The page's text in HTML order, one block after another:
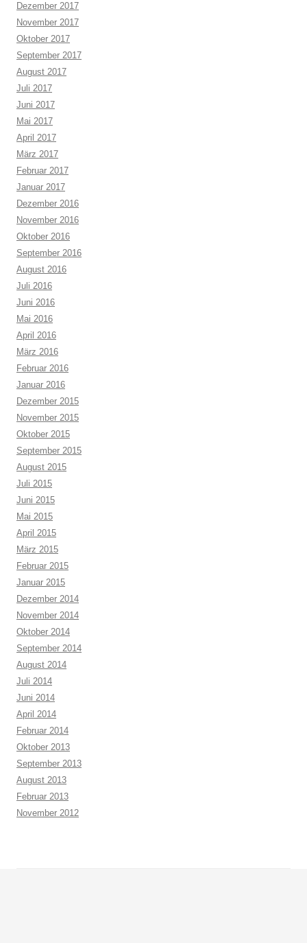
Dezember 2017
November 2017
Oktober 2017
September 2017
August 2017
Juli 2017
Juni 2017
Mai 2017
April 2017
März 2017
Februar 2017
Januar 2017
Dezember 2016
November 2016
Oktober 2016
September 2016
August 2016
Juli 2016
Juni 2016
Mai 2016
April 2016
März 2016
Februar 2016
Januar 2016
Dezember 2015
November 2015
Oktober 2015
September 2015
August 2015
Juli 2015
Juni 2015
Mai 2015
April 2015
März 2015
Februar 2015
Januar 2015
Dezember 2014
November 2014
Oktober 2014
September 2014
August 2014
Juli 2014
Juni 2014
April 2014
Februar 2014
Oktober 2013
September 2013
August 2013
Februar 2013
November 2012